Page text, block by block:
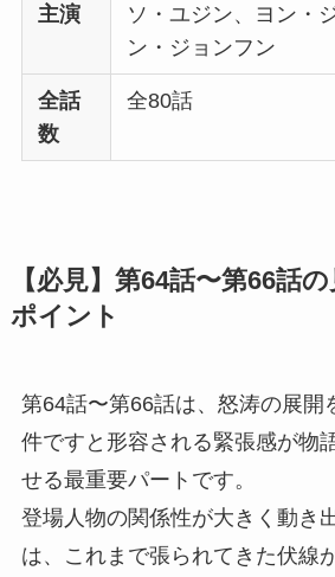
主演
ソ・ユジン、ヨン・
ン・ジョンフン
全話
数
全80話
【必見】第64話〜第66話
ポイント
第64話〜第66話は、怒涛の展開
件ですと形容される緊張感が物
せる最重要パートです。
登場人物の関係性が大きく動き
は、これまで張られてきた伏線